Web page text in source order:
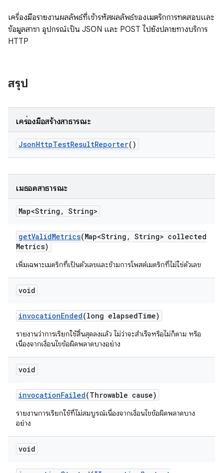
เครื่องมือรายงานผลลัพธ์ที่เข้ารหัสผลลัพธ์ของเมตริกการทดสอบและ
ข้อมูลสาขา อุปกรณ์เป็น JSON และ POST ไปยังปลายทางบริการ
HTTP
สรุป
เครื่องมือสร้างสาธารณะ
JsonHttpTestResultReporter()
เมธอดสาธารณะ
Map<String , String>
getValidMetrics(Map<String , String> collected
Metrics)
เพิ่มเฉพาะเมตริกที่เป็นตัวเลขและข้ามการโพสต์เมตริกที่ไม่ใช่ตัวเลข
void
invocationEnded(long elapsedTime)
รายงานว่าการเรียกใช้สิ้นสุดลงแล้ว ไม่ว่าจะสำเร็จหรือไม่ก็ตาม หรือ
เนื่องจากเงื่อนไขข้อผิดพลาดบางอย่าง
void
invocationFailed(Throwable cause)
รายงานการเรียกใช้ที่ไม่สมบูรณ์เนื่องจากเงื่อนไขข้อผิดพลาดบาง
อย่าง
void